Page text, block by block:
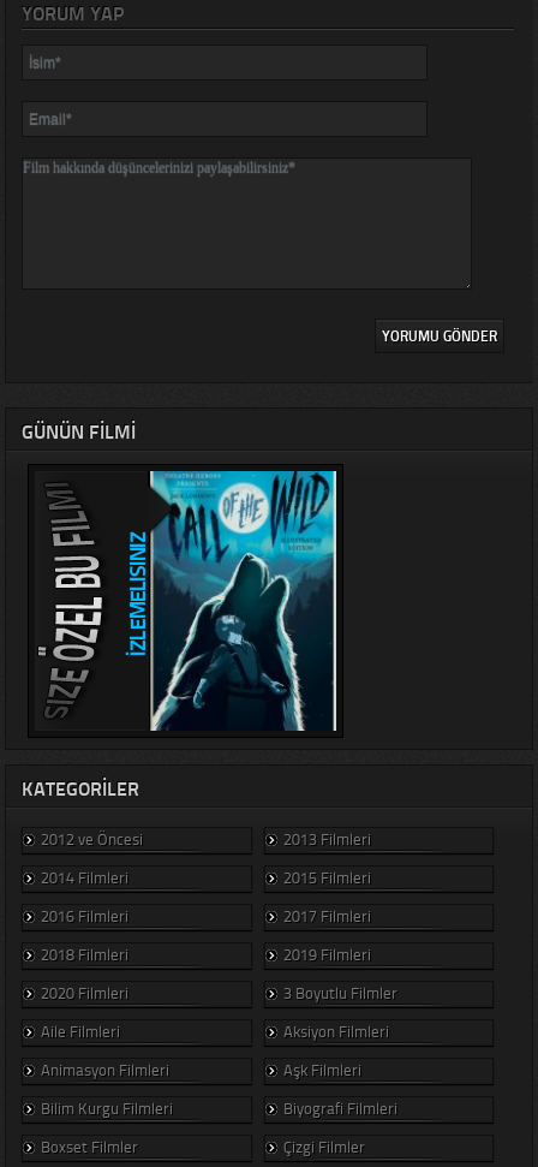
YORUM YAP
GÜNÜN FILMI
KATEGORILER
2012 ve Öncesi
2013 Filmleri
2014 Filmleri
2015 Filmleri
2016 Filmleri
2017 Filmleri
2018 Filmleri
2019 Filmleri
2020 Filmleri
3 Boyutlu Filmler
Aile Filmleri
Aksiyon Filmleri
Animasyon Filmleri
Aşk Filmleri
Bilim Kurgu Filmleri
Biyografi Filmleri
Boxset Filmler
Çizgi Filmler